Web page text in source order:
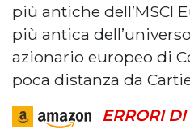
più antiche dell’MSCI
più antica
azionario europeo di
poca distanza da
ERRORI